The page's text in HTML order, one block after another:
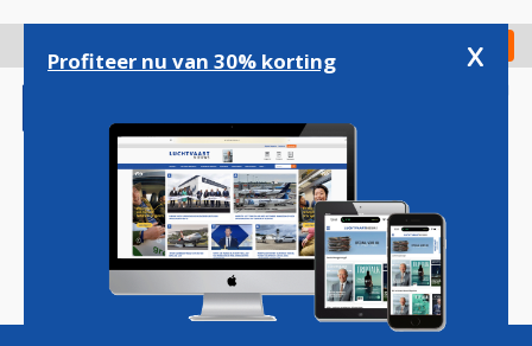
gaan
Check in
Magazine Podcasts Vacatures
Profiteer nu van 30% korting x